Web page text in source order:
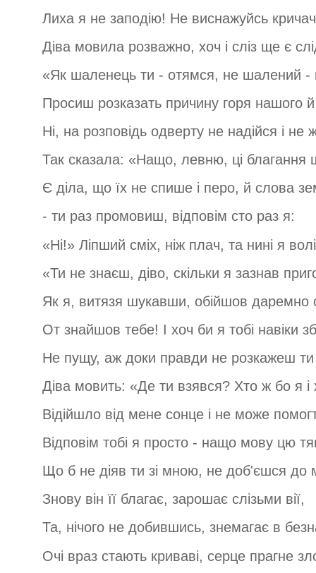
Лиха я не заподію! Не виснажуйсь
Діва мовила розважно, хоч і сліз ще є
«Як шаленець ти - отямся, не шалений -
Просиш розказать причину горя нашого й
Ні, на розповідь одверту не надійся і не
Так сказала: «Нащо, левню, ці благання
Є діла, що їх не спише і перо, й слова
- ти раз промовиш, відповім сто раз я:
«Ні!» Ліпший сміх, ніж плач, та нині я
«Ти не знаєш, діво, скільки я зазнав
Як я, витязя шукавши, обійшов даремно
От знайшов тебе! І хоч би я тобі навіки
Не пущу, аж доки правди не розкажеш ти
Діва мовить: «Де ти взявся? Хто ж бо я і
Відійшло від мене сонце і не може
Відповім тобі я просто - нащо мову цю
Що б не діяв ти зі мною, не доб'єшся до
Знову він її благає, зарошає слізьми вії,
Та, нічого не добившись, знемагає в
Очі враз стають криваві, серце прагне